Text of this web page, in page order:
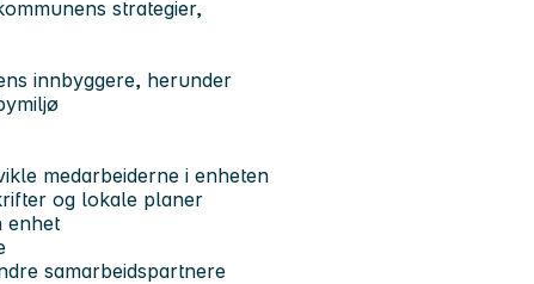
strategier,
innbyggere, herunder
medarbeiderne i enheten
og lokale planer
enhet
samarbeidspartnere